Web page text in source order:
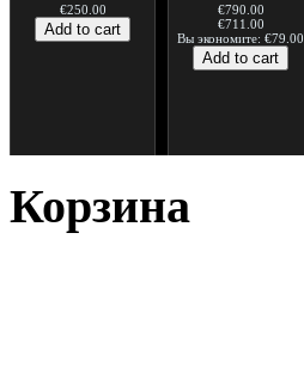
€250.00
€790.00
€711.00
Вы экономите: €79.00
€75.00
Корзина